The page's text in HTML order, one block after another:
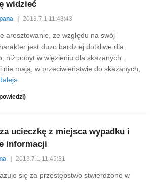
widzieć
2013.7.1 11:43:43
aresztowanie, ze względu na swój
jest dużo bardziej dotkliwe dla
niż pobyt w więzieniu dla skazanych.
nie mają, w przeciwieństwie do skazanych,
ucieczkę z miejsca wypadku i
informacji
2013.7.1 11:45:31
się za przestępstwo stwierdzone w